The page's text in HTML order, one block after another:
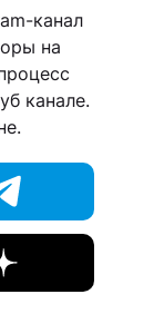
канал
на
канале.